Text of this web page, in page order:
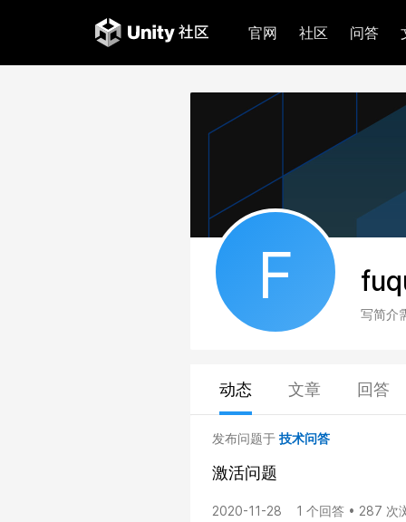
官网 社区 问答
F
写简介
动态 文章 回答
发布问题于 技术问答
激活问题
2020-11-28 1 个回答 • 287 次